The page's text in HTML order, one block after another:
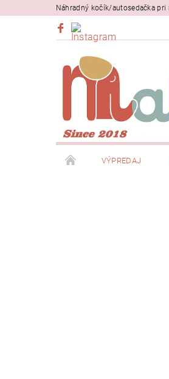
Náhradný kočík/autosedačka pri
VÝPREDAJ